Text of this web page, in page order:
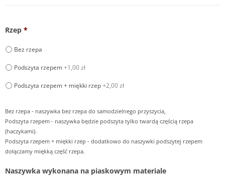
Rzep *
Bez rzepa
Podszyta rzepem+1,00 zł
Podszyta rzepem + miękki rzep+2,00 zł
Bez rzepa - naszywka bez rzepa do samodzielnego przyszycia,
Podszyta rzepem - naszywka będzie podszyta tylko twardą częścią rzepa
(haczykami).
Podszyta rzepem + miękki rzep - dodatkowo do naszywki podszytej rzepem
dołączamy miękką część rzepa.
Naszywka wykonana na piaskowym materiale